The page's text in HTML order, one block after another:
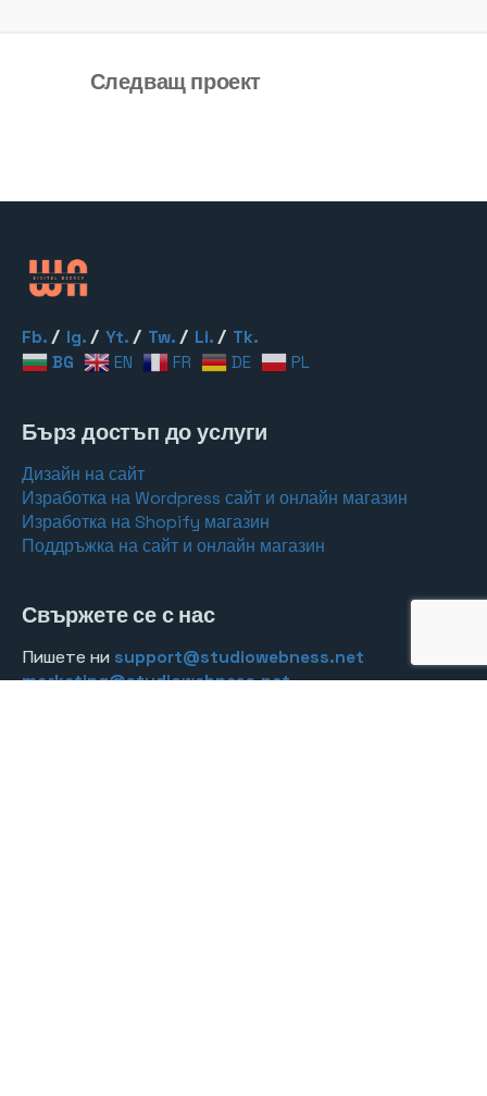
Следващ проект
Fb. / Ig. / Yt. / Tw. / Li. / Tk.
BG EN FR DE PL
Бърз достъп до услуги
Дизайн на сайт
Изработка на Wordpress сайт и онлайн магазин
Изработка на Shopify магазин
Поддръжка на сайт и онлайн магазин
Свържете се с нас
Пишете ни support@studiowebness.net
marketing@studiowebness.net